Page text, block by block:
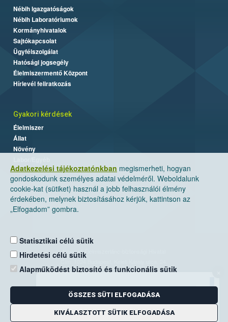
Adatkezelési tájékoztatónkban megismerheti, hogyan
gondoskodunk személyes adatai védelméről. Weboldalunk
cookie-kat (sütiket) használ a jobb felhasználói élmény
érdekében, melynek biztosításához kérjük, kattintson az
„Elfogadom” gombra.
Statisztikai célú sütik
Hirdetési célú sütik
Alapműködést biztosító és funkcionális sütik
ÖSSZES SÜTI ELFOGADÁSA
KIVÁLASZTOTT SÜTIK ELFOGADÁSA
Nébih Igazgatóságok
Nébih Laboratóriumok
Kormányhivatalok
Sajtókapcsolat
Ügyfélszolgálat
Hatósági jogsegély
Élelmiszermentő Központ
Hírlevél feliratkozás
Gyakori kérdések
Élelmiszer
Állat
Növény
Nemzeti Élelmiszerlánc-biztonsági Hivatal
Levelezési cím: 1525 Budapest. Pf. 30.
E-mail:ugyfelszolgalat@nebih.gov.hu
Zöld szám: 06-80/263-244
Telefon: 06-1/ 336-9000